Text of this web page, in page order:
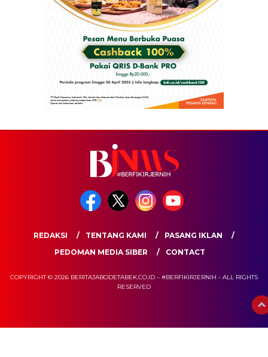
REDAKSI TENTANG KAMI
PASANG IKLAN
PEDOMAN MEDIA SIBER
CONTACT
COPYRIGHT © 2026 BERITAJABODETABEK.CO.ID – #BERFIKIRJERNIH - ALL RIGHTS
RESERVED